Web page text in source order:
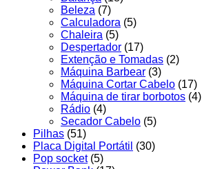
Beleza (7)
Calculadora (5)
Chaleira (5)
Despertador (17)
Extenção e Tomadas (2)
Máquina Barbear (3)
Máquina Cortar Cabelo (17)
Máquina de tirar borbotos (4)
Rádio (4)
Secador Cabelo (5)
Pilhas (51)
Placa Digital Portátil (30)
Pop socket (5)